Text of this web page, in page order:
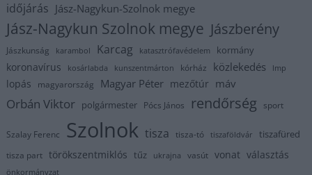
időjárás Jász-Nagykun-Szolnok megye
Jász-Nagykun Szolnok megye Jászberény
Jászkunság karambol Karcag katasztrófavédelem kormány
koronavírus kosárlabda kunszentmárton kórház közlekedés lmp
lopás magyarország Magyar Péter mezőtúr máv
Orbán Viktor polgármester Pócs János rendőrség sport
Szalay Ferenc Szolnok tisza tisza-tó tiszaföldvár tiszafüred
tisza part törökszentmiklós tűz ukrajna vasút vonat választás
önkormányzat